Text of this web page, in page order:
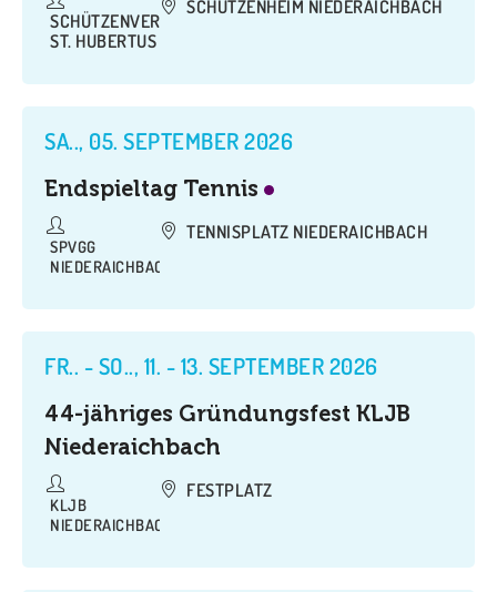
SCHÜTZENHEIM NIEDERAICHBACH
SCHÜTZENVEREIN
ST. HUBERTUS
SA.., 05. SEPTEMBER 2026
Endspieltag Tennis
TENNISPLATZ NIEDERAICHBACH
SPVGG
NIEDERAICHBACH
FR.. - SO.., 11. - 13. SEPTEMBER 2026
44-jähriges Gründungsfest KLJB
Niederaichbach
FESTPLATZ
KLJB
NIEDERAICHBACH